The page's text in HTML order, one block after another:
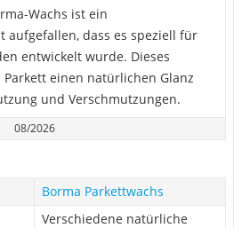
Wachs ist ein
aufgefallen, dass es speziell für
entwickelt wurde. Dieses
einen natürlichen Glanz
und Verschmutzungen.
08/2026
Borma Parkettwachs
Verschiedene natürliche